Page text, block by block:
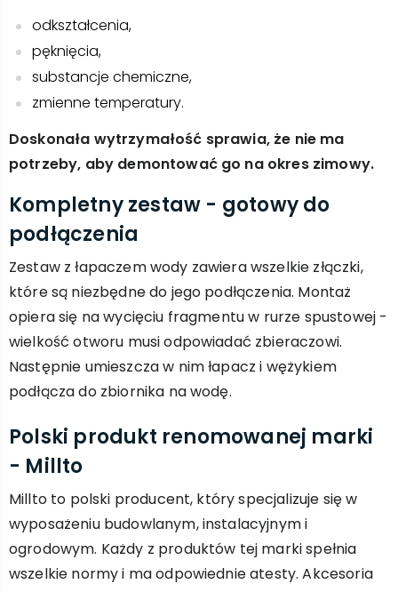
odkształcenia,
pęknięcia,
substancje chemiczne,
zmienne temperatury.
Doskonała wytrzymałość sprawia, że nie ma
potrzeby, aby demontować go na okres zimowy.
Kompletny zestaw - gotowy do
podłączenia
Zestaw z łapaczem wody zawiera wszelkie złączki,
które są niezbędne do jego podłączenia. Montaż
opiera się na wycięciu fragmentu w rurze spustowej -
wielkość otworu musi odpowiadać zbieraczowi.
Następnie umieszcza w nim łapacz i wężykiem
podłącza do zbiornika na wodę.
Polski produkt renomowanej marki
- Millto
Millto to polski producent, który specjalizuje się w
wyposażeniu budowlanym, instalacyjnym i
ogrodowym. Każdy z produktów tej marki spełnia
wszelkie normy i ma odpowiednie atesty. Akcesoria